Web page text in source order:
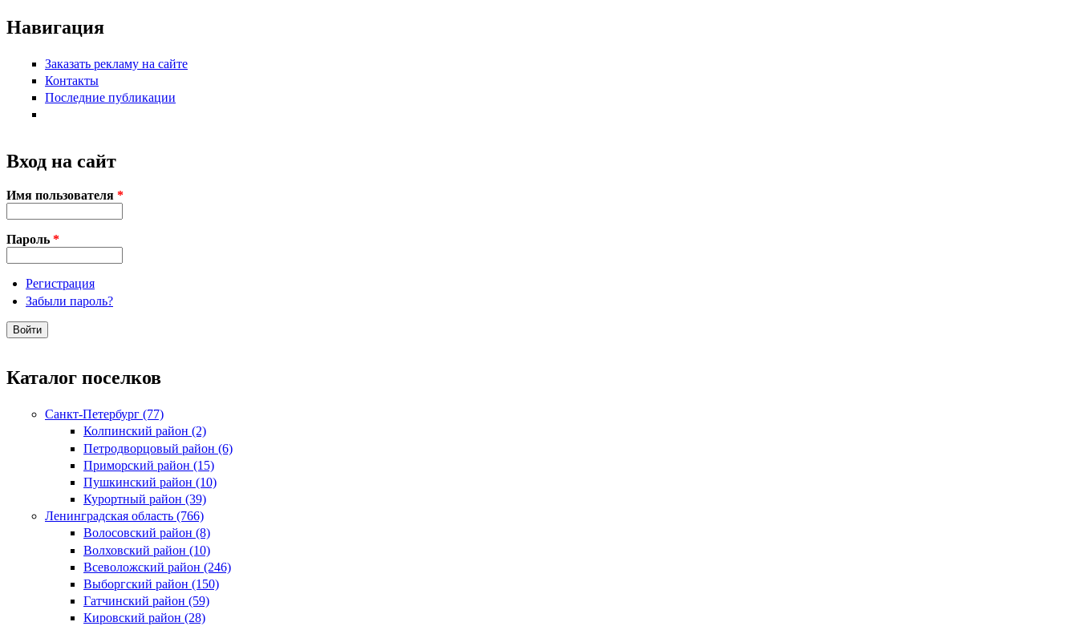
Навигация
Заказать рекламу на сайте
Контакты
Последние публикации
Вход на сайт
Имя пользователя *
Пароль *
Регистрация
Забыли пароль?
Каталог поселков
Санкт-Петербург (77)
Колпинский район (2)
Петродворцовый район (6)
Приморский район (15)
Пушкинский район (10)
Курортный район (39)
Ленинградская область (766)
Волосовский район (8)
Волховский район (10)
Всеволожский район (246)
Выборгский район (150)
Гатчинский район (59)
Кировский район (28)